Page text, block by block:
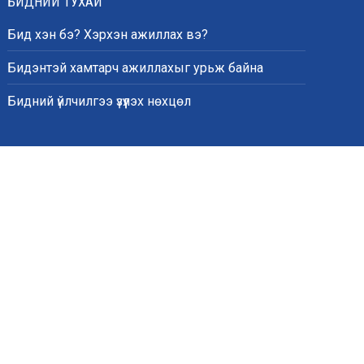
Бид хэн бэ? Хэрхэн ажиллах вэ?
Бидэнтэй хамтарч ажиллахыг урьж байна
Бидний үйлчилгээ үзүүлэх нөхцөл